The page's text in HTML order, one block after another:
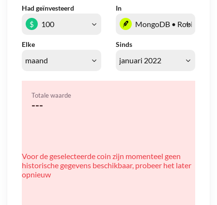
Had geïnvesteerd In
Elke Sinds
$
Totale waarde
---
Voor de geselecteerde coin zijn momenteel geen
historische gegevens beschikbaar, probeer het later
opnieuw